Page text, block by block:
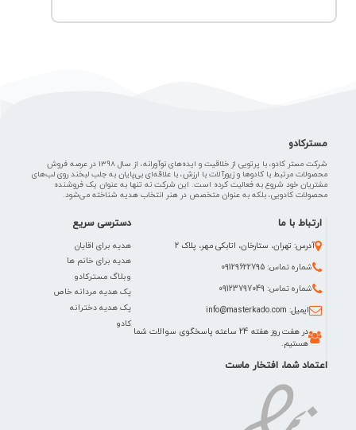
مسترکادو
شرکت مستر کادو، با پرتویی از خلاقیت و ایده‌های نوآورانه، از سال 1398 در عرصه فروش
محصولات مرتبط با کادوها و زیورآلات با ارزش، با علاقه‌ای بی‌پایان به جلب لبخند روی لب‌های
مشتریان خود شروع به فعالیت کرده است. این شرکت نه تنها به عنوان یک فروشنده
محصولات کادویی، بلکه به عنوان متخصص در هنر انتخاب هدیه شناخته می‌شود.
ارتباط با ما
آدرس: تهران، ستارخان، اتابکی مهر، پلاک 2
شماره تماس: 09129622795
شماره تماس: 09123797049
ایمیل: info@masterkado.com
در هفت روز هفته 24 ساعته پاسخگوی سوالات شما
هستیم.
دسترسی سریع
هدیه برای اقایان
هدیه برای خانم ها
وبلاگ مسترکادو
پک هدیه مردانه خاص
پک هدیه دخترانه
کادو
اعتماد شما، افتخار ماست